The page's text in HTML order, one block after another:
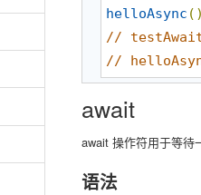
helloAsync ( )
//
//
await
await 操作符用于等待
语法